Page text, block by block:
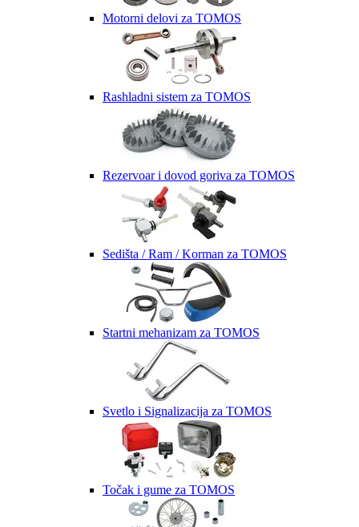
Motorni delovi za TOMOS
Rashladni sistem za TOMOS
Rezervoar i dovod goriva za TOMOS
Sedišta / Ram / Korman za TOMOS
Startni mehanizam za TOMOS
Svetlo i Signalizacija za TOMOS
Točak i gume za TOMOS